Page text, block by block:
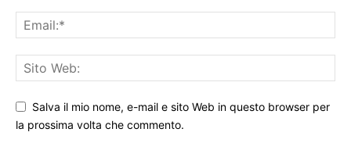
Salva il mio nome, e-mail e sito Web in questo browser per
la prossima volta che commento.